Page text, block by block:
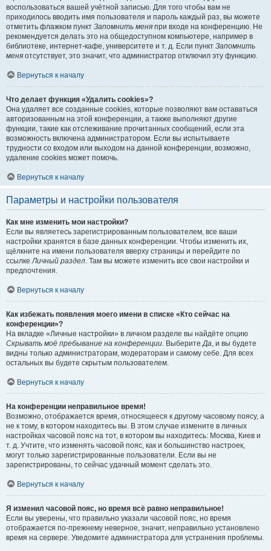
воспользоваться вашей учётной записью. Для того чтобы вам не
приходилось вводить имя пользователя и пароль каждый раз, вы можете
отметить флажком пункт Запомнить меня при входе на конференцию. Не
рекомендуется делать это на общедоступном компьютере, например в
библиотеке, интернет-кафе, университете и т. д. Если пункт Запомнить
меня отсутствует, это значит, что администратор отключил эту функцию.
Вернуться к началу
Что делает функция «Удалить cookies»?
Она удаляет все созданные cookies, которые позволяют вам оставаться
авторизованным на этой конференции, а также выполняют другие
функции, такие как отслеживание прочитанных сообщений, если эта
возможность включена администратором. Если вы испытываете
трудности со входом или выходом на данной конференции, возможно,
удаление cookies может помочь.
Вернуться к началу
Параметры и настройки пользователя
Как мне изменить мои настройки?
Если вы являетесь зарегистрированным пользователем, все ваши
настройки хранятся в базе данных конференции. Чтобы изменить их,
щёлкните на имени пользователя вверху страницы и перейдите по
ссылкеЛичный раздел. Там вы можете изменить все свои настройки и
предпочтения.
Вернуться к началу
Как избежать появления моего имени в списке «Кто сейчас на
конференции»?
На вкладке «Личные настройки» в личном разделе вы найдёте опцию
Скрывать моё пребывание на конференции. ВыберитеДа, и вы будете
видны только администраторам, модераторам и самому себе. Для всех
остальных вы будете скрытым пользователем.
Вернуться к началу
На конференции неправильное время!
Возможно, отображается время, относящееся к другому часовому поясу, а
не к тому, в котором находитесь вы. В этом случае измените в личных
настройках часовой пояс на тот, в котором вы находитесь: Москва, Киев и
т. д. Учтите, что изменять часовой пояс, как и большинство настроек,
могут только зарегистрированные пользователи. Если вы не
зарегистрированы, то сейчас удачный момент сделать это.
Вернуться к началу
Я изменил часовой пояс, но время всё равно неправильное!
Если вы уверены, что правильно указали часовой пояс, но время
отображается по-прежнему неверное, значит, неправильно установлено
время на сервере. Уведомите администратора для устранения проблемы.